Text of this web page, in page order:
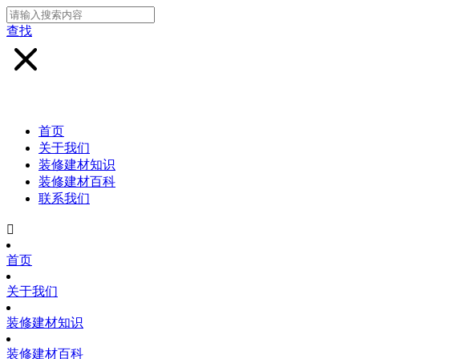
查找
首页
关于我们
装修建材知识
装修建材百科
联系我们

首页
关于我们
装修建材知识
装修建材百科